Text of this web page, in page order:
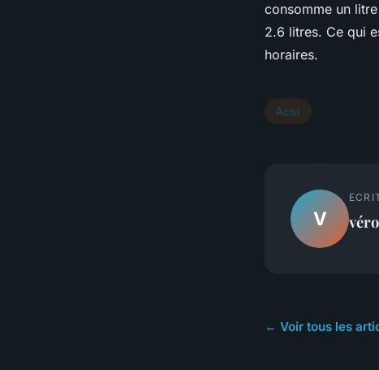
consomme un
2.6 litres. Ce qui
horaires.
Actu
V
← Voir tous les